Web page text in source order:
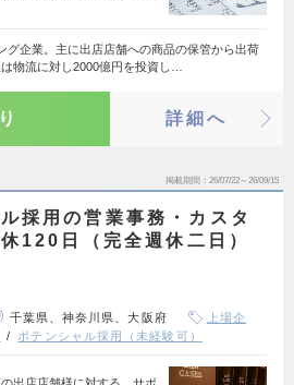
グ企業。主に出店店舗への商品の保管から出荷
物流に対し2000億円を投資し…
詳細へ
掲載期間 26/07/22～26/09/15
採用の営業事務・カスタ
120日（完全週休二日）
千葉県、神奈川県、大阪府
上場企
ポテンシャル採用（未経験可）